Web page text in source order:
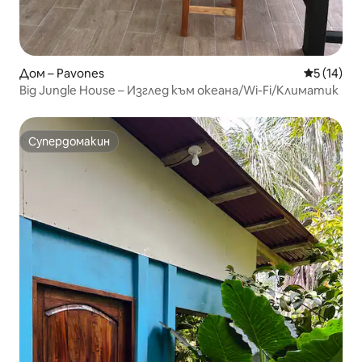
Дом – Pavones Средна
5 (14)
Big Jungle House – Изглед към океана/Wi-Fi/Климатик
Супердомакин
Супердомакин